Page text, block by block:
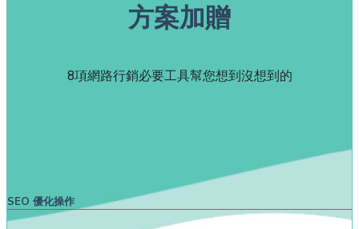
方案加贈
8項網路行銷必要工具幫您想到沒想到的
SEO 優化操作